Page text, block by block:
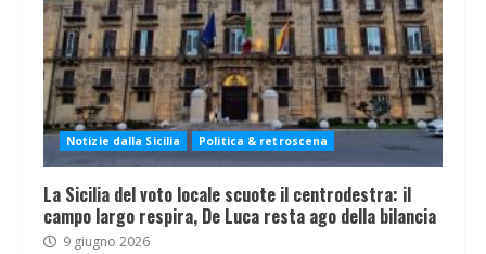
Notizie dalla Sicilia Politica & retroscena
La Sicilia del voto locale scuote il centrodestra: il
campo largo respira, De Luca resta ago della bilancia
9 giugno 2026